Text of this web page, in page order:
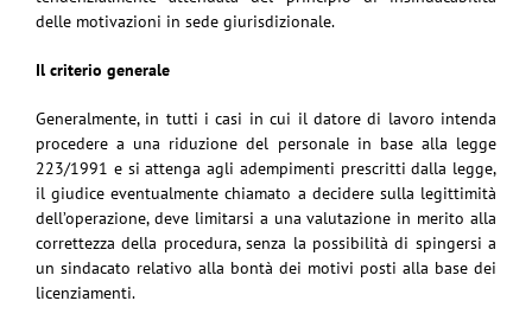
delle motivazioni in sede giurisdizionale.
Il criterio generale
Generalmente, in tutti i casi in cui il datore di lavoro intenda
procedere a una riduzione del personale in base alla legge
223/1991 e si attenga agli adempimenti prescritti dalla legge,
il giudice eventualmente chiamato a decidere sulla legittimità
dell’operazione, deve limitarsi a una valutazione in merito alla
correttezza della procedura, senza la possibilità di spingersi a
un sindacato relativo alla bontà dei motivi posti alla base dei
licenziamenti.